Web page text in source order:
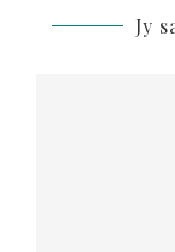
Jy